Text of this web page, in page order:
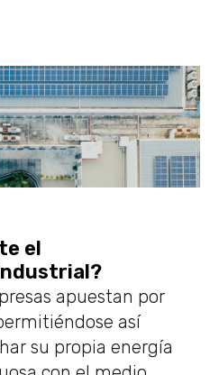
el
apuestan por
así
su propia energía